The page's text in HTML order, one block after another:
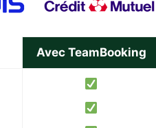
Avec TeamBooking